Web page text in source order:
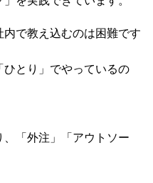
で教え込むのは困難です
とり」でやっているの
「外注」「アウトソー